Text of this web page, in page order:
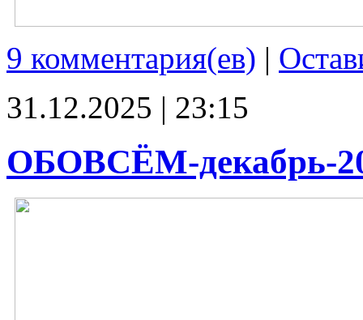
9 комментария(ев) |
31.12.2025 | 23:15
ОБОВСЁМ-декабрь-